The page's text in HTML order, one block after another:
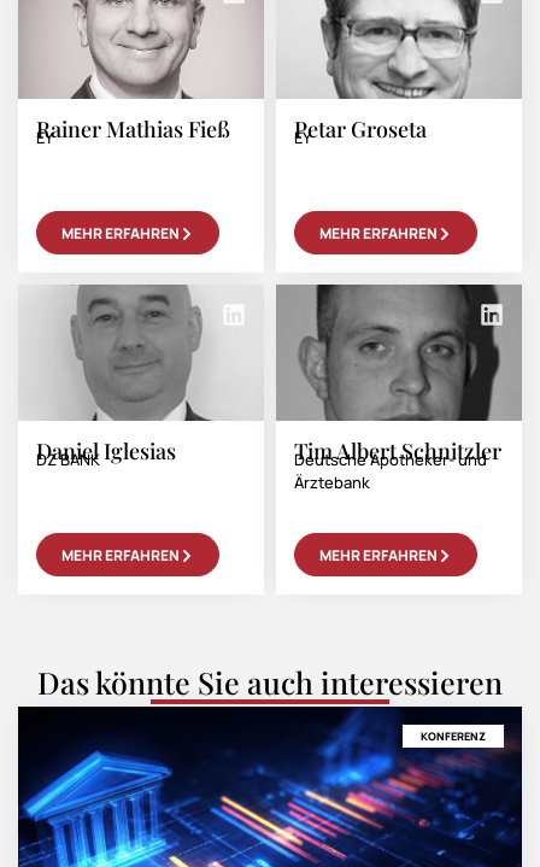
Rainer Mathias Fieß
EY
MEHR ERFAHREN
Petar Groseta
EY
MEHR ERFAHREN
Daniel Iglesias
DZ BANK
MEHR ERFAHREN
Tim Albert Schnitzler
Deutsche Apotheker- und
Ärztebank
MEHR ERFAHREN
Das könnte Sie auch interessieren
KONFERENZ